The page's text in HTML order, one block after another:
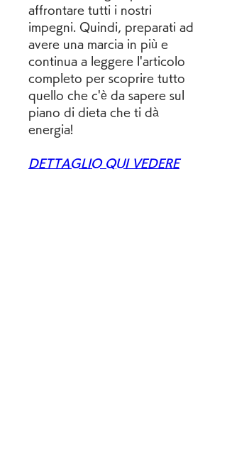
affrontare tutti i nostri
impegni. Quindi, preparati ad
avere una marcia in più e
continua a leggere l'articolo
completo per scoprire tutto
quello che c'è da sapere sul
piano di dieta che ti dà
energia!
DETTAGLIO QUI VEDERE